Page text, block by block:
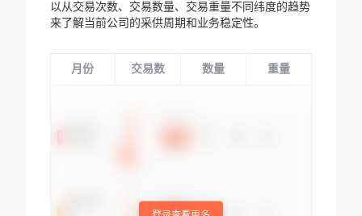
以从交易次数、交易数量、交易重量不同纬度的趋势
来了解当前公司的采供周期和业务稳定性。
月份 交易数 数量 重量